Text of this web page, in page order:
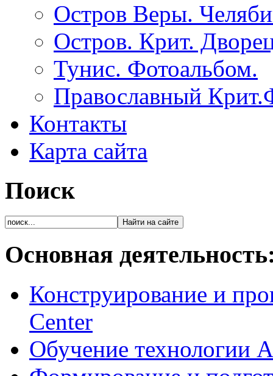
Остров Веры.
Остров. Крит.
Тунис. Фотоальбом.
Православный
Контакты
Карта сайта
Поиск
Основная
Конструирование и
Center
Обучение технологии